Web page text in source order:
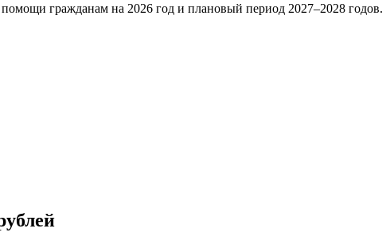
гражданам на 2026 год и плановый период 2027–2028 годов.